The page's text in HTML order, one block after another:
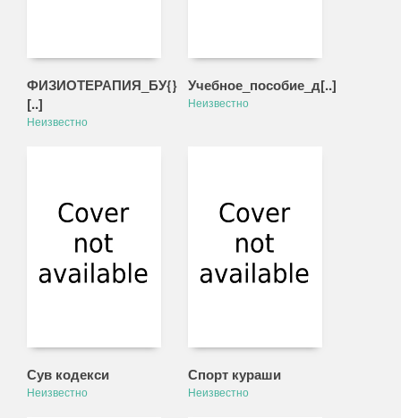
ФИЗИОТЕРАПИЯ_БУ{}
[..]
Неизвестно
Учебное_пособие_д[..]
Неизвестно
Сув кодекси
Неизвестно
Спорт кураши
Неизвестно